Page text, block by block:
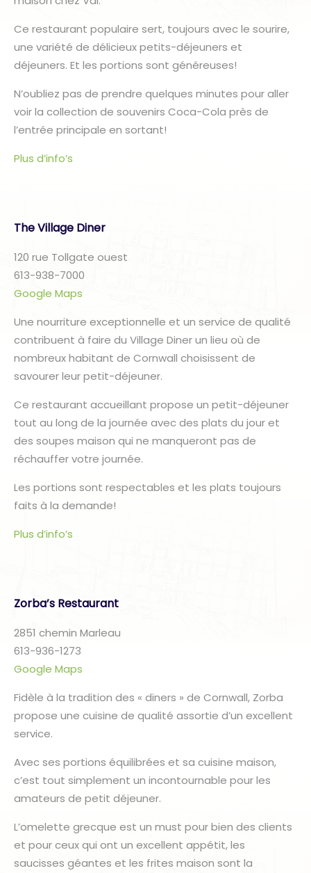
Ce restaurant populaire sert, toujours avec le sourire,
une variété de délicieux petits-déjeuners et
déjeuners. Et les portions sont généreuses!
N’oubliez pas de prendre quelques minutes pour aller
voir la collection de souvenirs Coca-Cola près de
l’entrée principale en sortant!
Plus d’info’s
The Village Diner
120 rue Tollgate ouest
613-938-7000
Google Maps
Une nourriture exceptionnelle et un service de qualité
contribuent à faire du Village Diner un lieu où de
nombreux habitant de Cornwall choisissent de
savourer leur petit-déjeuner.
Ce restaurant accueillant propose un petit-déjeuner
tout au long de la journée avec des plats du jour et
des soupes maison qui ne manqueront pas de
réchauffer votre journée.
Les portions sont respectables et les plats toujours
faits à la demande!
Plus d’info’s
Zorba’s Restaurant
2851 chemin Marleau
613-936-1273
Google Maps
Fidèle à la tradition des « diners » de Cornwall, Zorba
propose une cuisine de qualité assortie d’un excellent
service.
Avec ses portions équilibrées et sa cuisine maison,
c’est tout simplement un incontournable pour les
amateurs de petit déjeuner.
L’omelette grecque est un must pour bien des clients
et pour ceux qui ont un excellent appétit, les
saucisses géantes et les frites maison sont la